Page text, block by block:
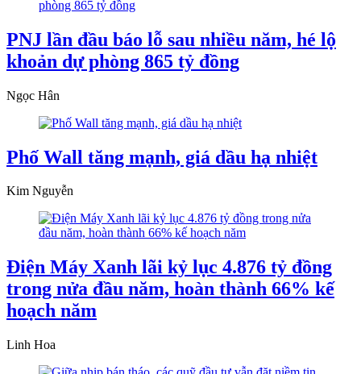
PNJ lần đầu báo lỗ sau nhiều năm, hé lộ
khoản dự phòng 865 tỷ đồng
Ngọc Hân
Phố Wall tăng mạnh, giá dầu hạ nhiệt
Kim Nguyễn
Điện Máy Xanh lãi kỷ lục 4.876 tỷ đồng
trong nửa đầu năm, hoàn thành 66% kế
hoạch năm
Linh Hoa